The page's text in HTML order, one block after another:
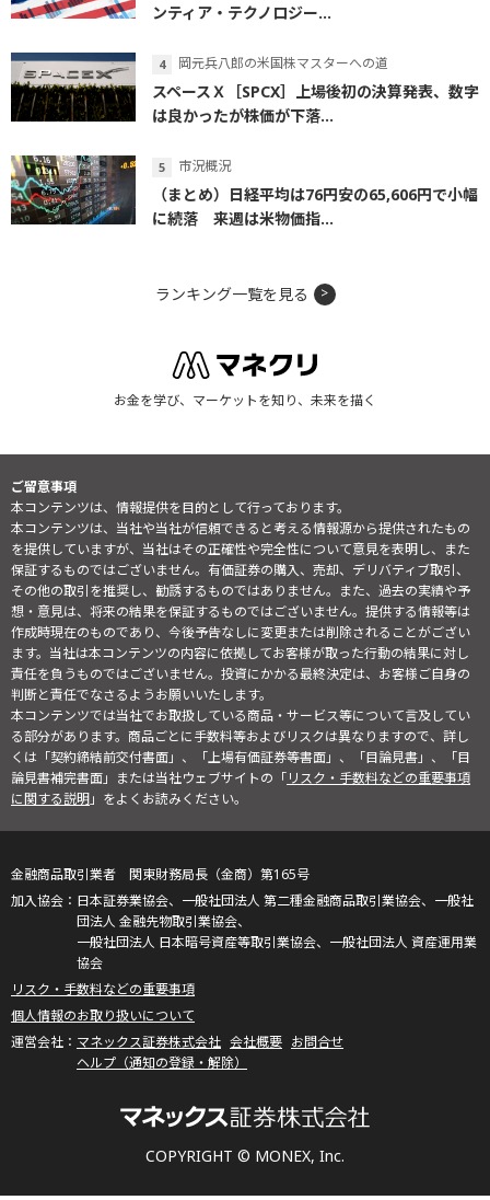
ンティア・テクノロジー...
岡元兵八郎の米国株マスターへの道
スペースＸ［SPCX］上場後初の決算発表、数字
は良かったが株価が下落...
市況概況
（まとめ）日経平均は76円安の65,606円で小幅
に続落 来週は米物価指...
ランキング一覧を見る
お金を学び、マーケットを知り、未来を描く
ご留意事項
本コンテンツは、情報提供を目的として行っております。
本コンテンツは、当社や当社が信頼できると考える情報源から提供されたもの
を提供していますが、当社はその正確性や完全性について意見を表明し、また
保証するものではございません。有価証券の購入、売却、デリバティブ取引、
その他の取引を推奨し、勧誘するものではありません。また、過去の実績や予
想・意見は、将来の結果を保証するものではございません。提供する情報等は
作成時現在のものであり、今後予告なしに変更または削除されることがござい
ます。当社は本コンテンツの内容に依拠してお客様が取った行動の結果に対し
責任を負うものではございません。投資にかかる最終決定は、お客様ご自身の
判断と責任でなさるようお願いいたします。
本コンテンツでは当社でお取扱している商品・サービス等について言及してい
る部分があります。商品ごとに手数料等およびリスクは異なりますので、詳し
くは「契約締結前交付書面」、「上場有価証券等書面」、「目論見書」、「目
論見書補完書面」または当社ウェブサイトの「リスク・手数料などの重要事項
に関する説明」をよくお読みください。
COPYRIGHT © MONEX, Inc.
金融商品取引業者 関東財務局長（金商）第165号
日本証券業協会、一般社団法人 第二種金融商品取引業協会、一般社
団法人 金融先物取引業協会、
一般社団法人 日本暗号資産等取引業協会、一般社団法人 資産運用業
協会
リスク・手数料などの重要事項
個人情報のお取り扱いについて
マネックス証券株式会社 会社概要 お問合せ
ヘルプ（通知の登録・解除）